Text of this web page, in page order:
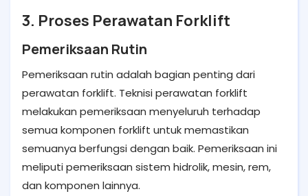
3. Proses Perawatan Forklift
Pemeriksaan Rutin
Pemeriksaan rutin adalah bagian penting dari
perawatan forklift. Teknisi perawatan forklift
melakukan pemeriksaan menyeluruh terhadap
semua komponen forklift untuk memastikan
semuanya berfungsi dengan baik. Pemeriksaan ini
meliputi pemeriksaan sistem hidrolik, mesin, rem,
dan komponen lainnya.